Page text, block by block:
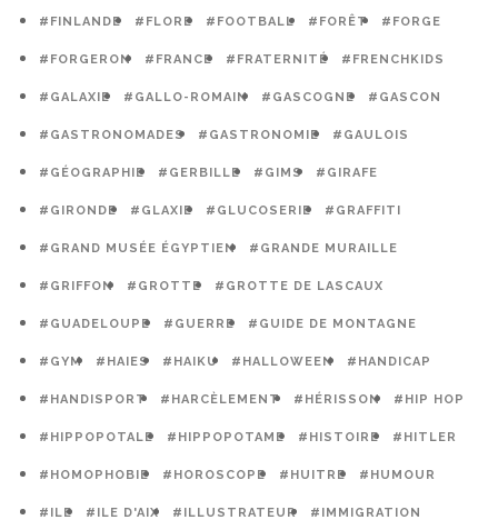
#FINLANDE #FLORE #FOOTBALL #FORÊT #FORGE
#FORGERON #FRANCE #FRATERNITÉ #FRENCHKIDS
#GALAXIE #GALLO-ROMAIN #GASCOGNE #GASCON
#GASTRONOMADES #GASTRONOMIE #GAULOIS
#GÉOGRAPHIE #GERBILLE #GIMS #GIRAFE
#GIRONDE #GLAXIE #GLUCOSERIE #GRAFFITI
#GRAND MUSÉE ÉGYPTIEN #GRANDE MURAILLE
#GRIFFON #GROTTE #GROTTE DE LASCAUX
#GUADELOUPE #GUERRE #GUIDE DE MONTAGNE
#GYM #HAIES #HAIKU #HALLOWEEN #HANDICAP
#HANDISPORT #HARCÈLEMENT #HÉRISSON #HIP HOP
#HIPPOPOTALE #HIPPOPOTAME #HISTOIRE #HITLER
#HOMOPHOBIE #HOROSCOPE #HUITRE #HUMOUR
#ILE #ILE D'AIX #ILLUSTRATEUR #IMMIGRATION